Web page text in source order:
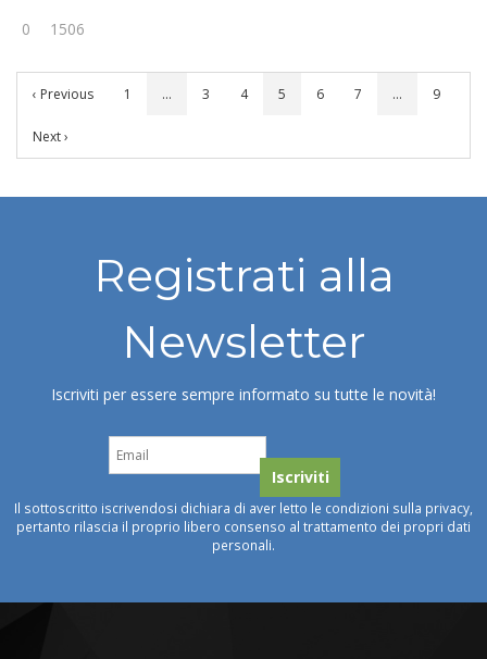
0 1506
‹ Previous 1 … 3 4 5 6 7 … 9
Next ›
Registrati alla
Newsletter
Iscriviti per essere sempre informato su tutte le novità!
Il sottoscritto iscrivendosi dichiara di aver letto le condizioni sulla privacy,
pertanto rilascia il proprio libero consenso al trattamento dei propri dati
personali.